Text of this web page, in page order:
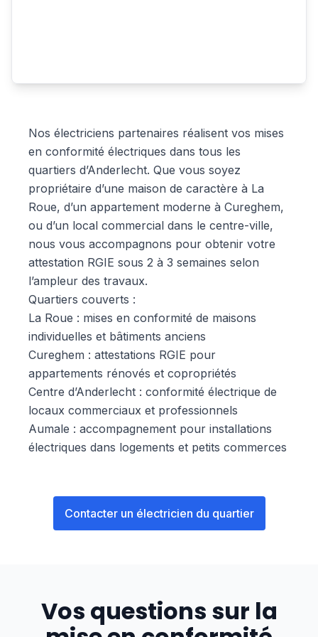
Nos électriciens partenaires réalisent vos mises
en conformité électriques dans tous les
quartiers d’Anderlecht. Que vous soyez
propriétaire d’une maison de caractère à La
Roue, d’un appartement moderne à Cureghem,
ou d’un local commercial dans le centre-ville,
nous vous accompagnons pour obtenir votre
attestation RGIE sous 2 à 3 semaines selon
l’ampleur des travaux.
Quartiers couverts :
La Roue : mises en conformité de maisons
individuelles et bâtiments anciens
Cureghem : attestations RGIE pour
appartements rénovés et copropriétés
Centre d’Anderlecht : conformité électrique de
locaux commerciaux et professionnels
Aumale : accompagnement pour installations
électriques dans logements et petits commerces
Contacter un électricien du quartier
Vos questions sur la